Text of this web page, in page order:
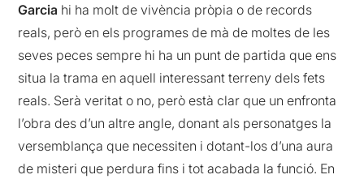
Garcia hi ha molt de vivència pròpia o de records
reals, però en els programes de mà de moltes de les
seves peces sempre hi ha un punt de partida que ens
situa la trama en aquell interessant terreny dels fets
reals. Serà veritat o no, però està clar que un enfronta
l’obra des d’un altre angle, donant als personatges la
versemblança que necessiten i dotant-los d’una aura
de misteri que perdura fins i tot acabada la funció. En